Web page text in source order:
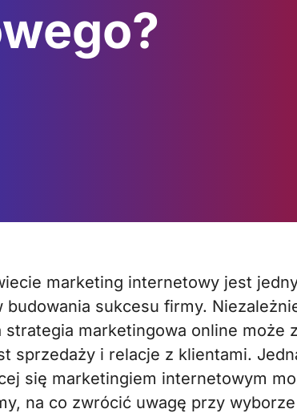
sukcesu firmy.
marketingowa online może
sprzedaży i relacje z klientami.
się marketingiem internetowym
na co zwrócić uwagę przy